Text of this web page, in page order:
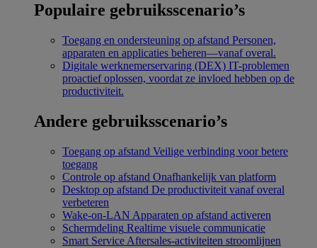
Populaire gebruiksscenario’s
Toegang en ondersteuning op afstand Personen,
apparaten en applicaties beheren—vanaf overal.
Digitale werknemerservaring (DEX) IT-problemen
proactief oplossen, voordat ze invloed hebben op de
productiviteit.
Andere gebruiksscenario’s
Toegang op afstand Veilige verbinding voor betere
toegang
Controle op afstand Onafhankelijk van platform
Desktop op afstand De productiviteit vanaf overal
verbeteren
Wake-on-LAN Apparaten op afstand activeren
Schermdeling Realtime visuele communicatie
Smart Service Aftersales-activiteiten stroomlijnen